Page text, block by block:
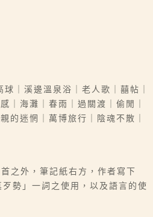
｜溪邊溫泉浴｜老人歌｜囍帖｜
｜海灘｜春雨｜過關渡｜偷閒｜
的迷惘｜萬博旅行｜陰魂不散｜
之外，筆記紙右方，作者寫下
勢」一詞之使用，以及語言的使